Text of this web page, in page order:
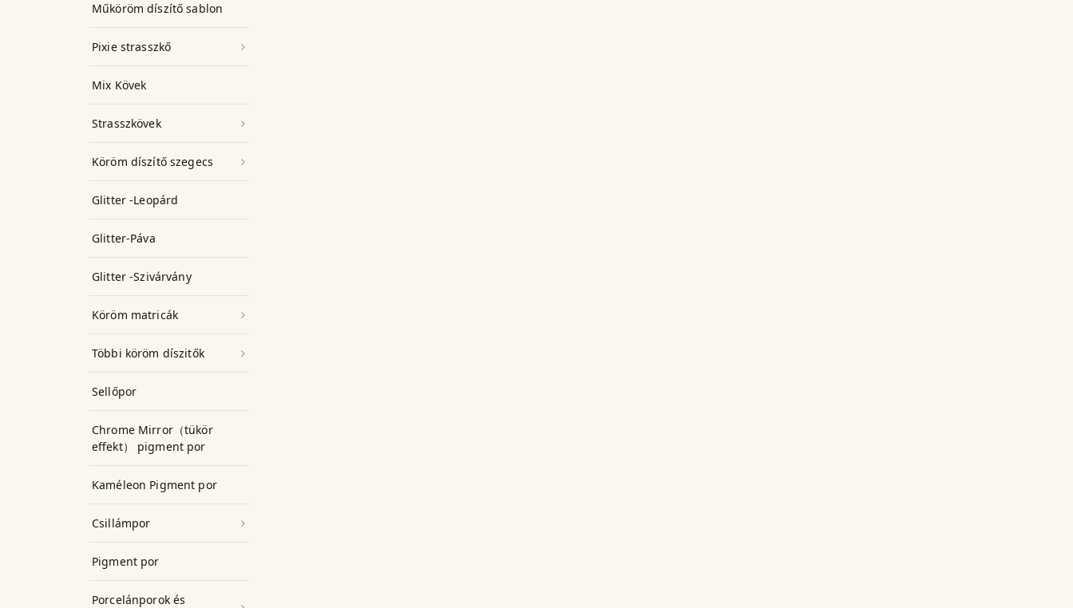
Műköröm díszítő sablon
Pixie strasszkő
Mix Kövek
Strasszkövek
Köröm díszítő szegecs
Glitter -Leopárd
Glitter-Páva
Glitter -Szivárvány
Köröm matricák
Többi köröm díszitők
Sellőpor
Chrome Mirror（tükör
effekt） pigment por
Kaméleon Pigment por
Csillámpor
Pigment por
Porcelánporok és